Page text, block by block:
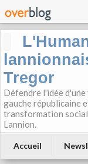
Tregor
Défendre l'idée d'une
gauche républicaine
transformation
Lannion.
Accueil